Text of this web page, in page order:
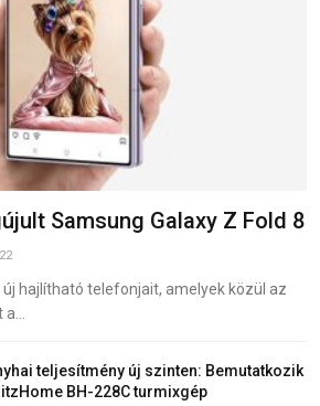
Samsung Galaxy Z Fold 8
hajlítható telefonjait, amelyek közül az
teljesítmény új szinten: Bemutatkozik
BH-228C turmixgép